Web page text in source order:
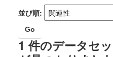
並び順
Go
1 件のデータセ